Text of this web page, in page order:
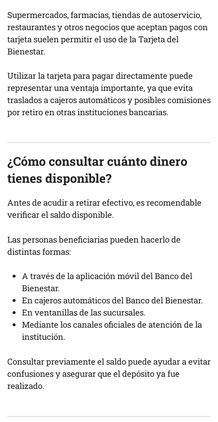
Supermercados, farmacias, tiendas de autoservicio,
restaurantes y otros negocios que aceptan pagos con
tarjeta suelen permitir el uso de la Tarjeta del
Bienestar.
Utilizar la tarjeta para pagar directamente puede
representar una ventaja importante, ya que evita
traslados a cajeros automáticos y posibles comisiones
por retiro en otras instituciones bancarias.
¿Cómo consultar cuánto dinero
tienes disponible?
Antes de acudir a retirar efectivo, es recomendable
verificar el saldo disponible.
Las personas beneficiarias pueden hacerlo de
distintas formas:
A través de la aplicación móvil del Banco del
Bienestar.
En cajeros automáticos del Banco del Bienestar.
En ventanillas de las sucursales.
Mediante los canales oficiales de atención de la
institución.
Consultar previamente el saldo puede ayudar a evitar
confusiones y asegurar que el depósito ya fue
realizado.